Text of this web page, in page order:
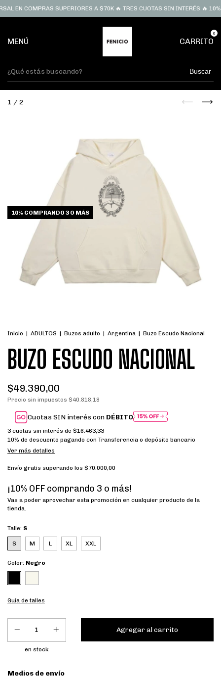
EN COMPRAS SUPERIORES A $70K 🔥 TRES CUOTAS SIN INTERÉS 🔥
MENÚ CARRITO
0
Buscar
1 / 2
10% COMPRANDO 3 O MÁS
Inicio | ADULTOS | Buzos adulto | Argentina | Buzo Escudo Nacional
BUZO ESCUDO NACIONAL
$49.390,00
Precio sin impuestos $40.818,18
Cuotas SIN interés con DÉBITO
3 cuotas sin interés de $16.463,33
10% de descuento pagando con Transferencia o depósito bancario
Ver más detalles
Envío gratis superando los $70.000,00
¡10% OFF comprando 3 o más!
Vas a poder aprovechar esta promoción en cualquier producto de la
tienda.
Talle: S
S M L XL XXL
Color: Negro
Guía de talles
en stock
Entregas para el CP:
Medios de envío